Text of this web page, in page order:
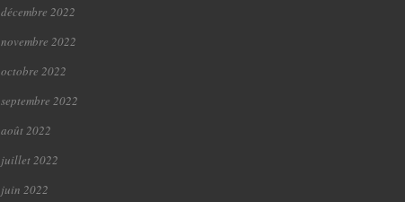
décembre 2022
novembre 2022
octobre 2022
septembre 2022
août 2022
juillet 2022
juin 2022